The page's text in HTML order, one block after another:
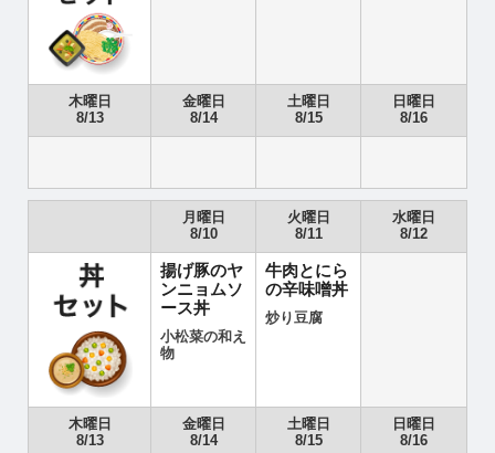
木曜日
8/13
金曜日
8/14
土曜日
8/15
日曜日
8/16
月曜日
8/10
火曜日
8/11
水曜日
8/12
揚げ豚のヤ
ンニョムソ
ース丼
小松菜の和え
物
牛肉とにら
の辛味噌丼
炒り豆腐
木曜日
8/13
金曜日
8/14
土曜日
8/15
日曜日
8/16